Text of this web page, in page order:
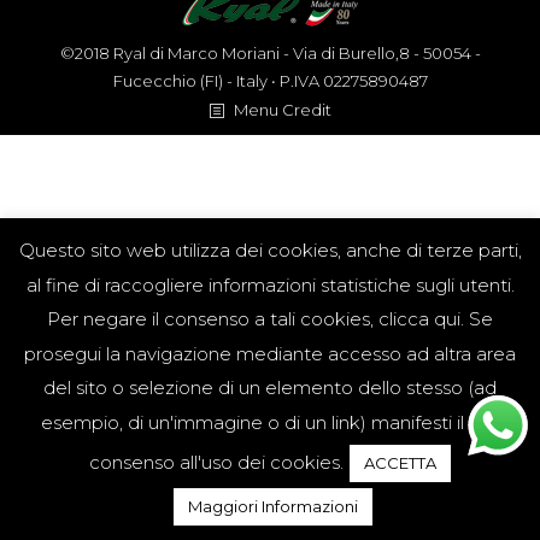
©2018 Ryal di Marco Moriani - Via di Burello,8 - 50054 -
Fucecchio (FI) - Italy • P.IVA 02275890487
Menu Credit
Questo sito web utilizza dei cookies, anche di terze parti,
al fine di raccogliere informazioni statistiche sugli utenti.
Per negare il consenso a tali cookies, clicca qui. Se
prosegui la navigazione mediante accesso ad altra area
del sito o selezione di un elemento dello stesso (ad
esempio, di un'immagine o di un link) manifesti il tuo
consenso all'uso dei cookies.
ACCETTA
Maggiori Informazioni